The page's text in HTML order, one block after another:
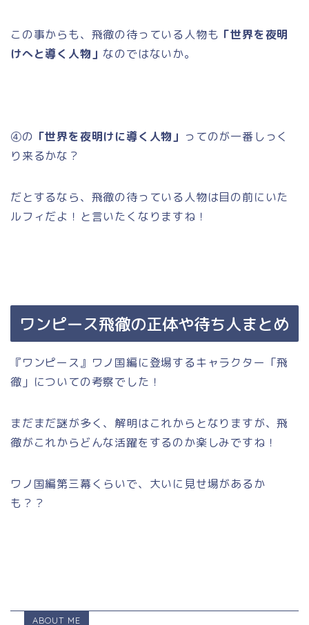
この事からも、飛徹の待っている人物も 「世界を夜明
けへと導く人物」 なのではないか。
④の 「世界を夜明けに導く人物」 ってのが一番しっく
り来るかな？
だとするなら、飛徹の待っている人物は目の前にいた
ルフィだよ！と言いたくなりますね！
ワンピース飛徹の正体や待ち人まとめ
『ワンピース』ワノ国編に登場するキャラクター「飛
徹」についての考察でした！
まだまだ謎が多く、解明はこれからとなりますが、飛
徹がこれからどんな活躍をするのか楽しみですね！
ワノ国編第三幕くらいで、大いに見せ場があるか
も？？
ABOUT ME